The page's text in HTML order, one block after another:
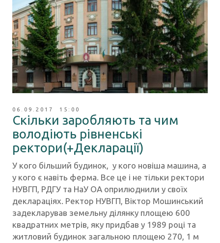
06.09.2017 15:00
Скільки заробляють та чим
володіють рівненські
ректори(+Декларації)
У кого більший будинок, у кого новіша машина, а
у кого є навіть ферма. Все це і не тільки ректори
НУВГП, РДГУ та НаУ ОА оприлюднили у своїх
деклараціях. Ректор НУВГП, Віктор Мошинський
задекларував земельну ділянку площею 600
квадратних метрів, яку придбав у 1989 році та
житловий будинок загальною площею 270, 1 м